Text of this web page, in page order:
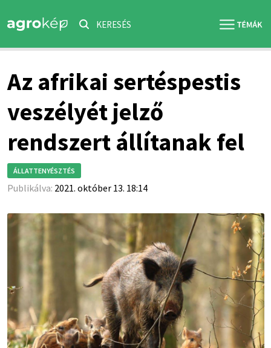
KERESÉS
Az afrikai sertéspestis
veszélyét jelző
rendszert állítanak fel
ÁLLATTENYÉSZTÉS
Publikálva: 2021. október 13. 18:14